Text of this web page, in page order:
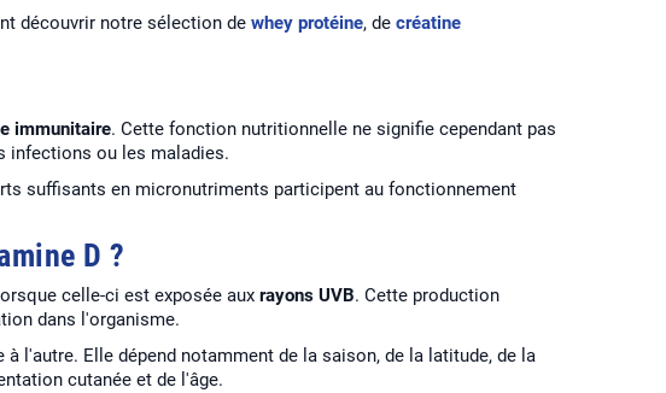
découvrir notre sélection de whey protéine, de créatine
immunitaire. Cette fonction nutritionnelle ne signifie cependant pas
infections ou les maladies.
suffisants en micronutriments participent au fonctionnement
D ?
celle-ci est exposée aux rayons UVB. Cette production
dans l'organisme.
l'autre. Elle dépend notamment de la saison, de la latitude, de la
cutanée et de l'âge.